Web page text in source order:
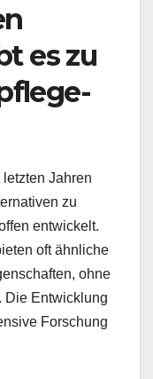
es zu
Jahren
zu
entwickelt.
oft ähnliche
ohne
Die Entwicklung
Forschung